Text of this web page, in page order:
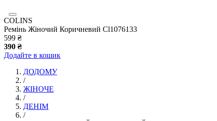
COLINS
Ремінь Жіночий Коричневий Cl1076133
599 ₴
390 ₴
Додайте в кошик
ДОДОМУ
/
ЖІНОЧЕ
/
ДЕНІМ
/